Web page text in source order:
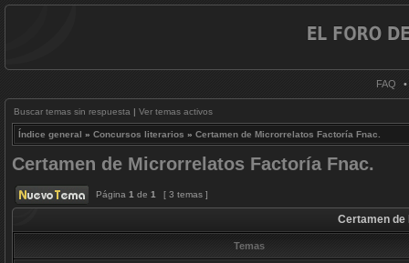
FAQ •
Buscar temas sin respuesta | Ver temas activos
Índice general » Concursos literarios » Certamen de Microrrelatos Factoría Fnac.
Certamen de Microrrelatos Factoría Fnac.
Página 1 de 1 [ 3 temas ]
Certamen
Temas